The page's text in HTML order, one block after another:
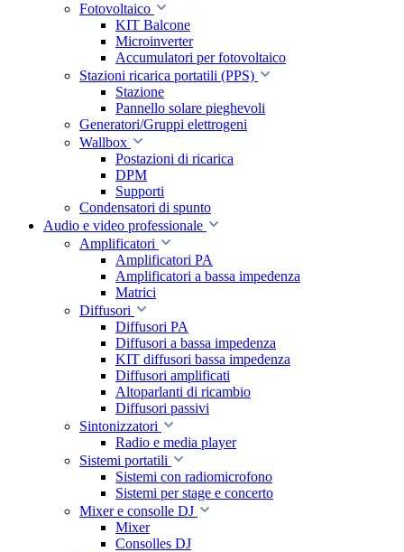
Fotovoltaico
KIT Balcone
Microinverter
Accumulatori per fotovoltaico
Stazioni ricarica portatili (PPS)
Stazione
Pannello solare pieghevoli
Generatori/Gruppi elettrogeni
Wallbox
Postazioni di ricarica
DPM
Supporti
Condensatori di spunto
Audio e video professionale
Amplificatori
Amplificatori PA
Amplificatori a bassa impedenza
Matrici
Diffusori
Diffusori PA
Diffusori a bassa impedenza
KIT diffusori bassa impedenza
Diffusori amplificati
Altoparlanti di ricambio
Diffusori passivi
Sintonizzatori
Radio e media player
Sistemi portatili
Sistemi con radiomicrofono
Sistemi per stage e concerto
Mixer e consolle DJ
Mixer
Consolles DJ